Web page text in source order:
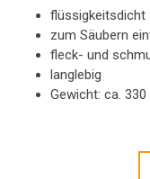
flüssigkeitsdicht
zum Säubern
fleck- und
langlebig
Gewicht: ca.